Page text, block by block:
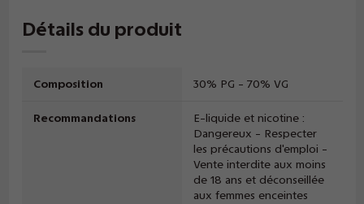
Détails du produit
Composition 30% PG - 70% VG
Recommandations
E-liquide et nicotine :
Dangereux - Respecter
les précautions d'emploi -
Vente interdite aux moins
de 18 ans et déconseillée
aux femmes enceintes